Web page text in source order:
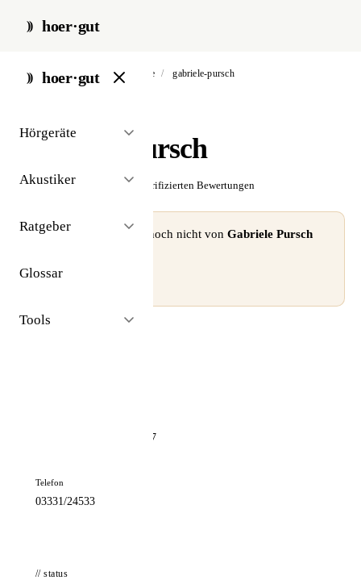
hoer·gut
hoer·gut
Hörgeräte
Akustiker
Ratgeber
Glossar
Tools
start / akustiker / angermünde / gabriele-pursch
Gabriele Pursch
☆☆☆☆☆ Noch keine verifizierten Bewertungen
⚠ Dieses Profil wurde noch nicht von Gabriele Pursch
Profil beanspruchen →
Rudolf-Breitscheid-Str. 27
Telefon
03331/24533
// status